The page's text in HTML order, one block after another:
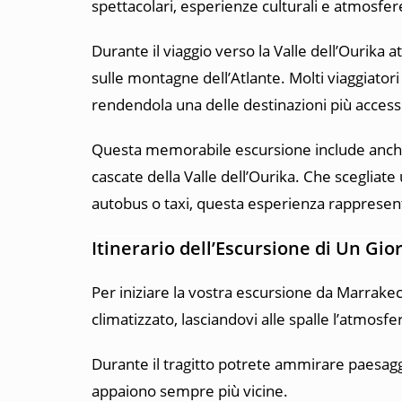
spettacolari, esperienze culturali e
Durante il viaggio verso la Valle
sulle montagne dell’Atlante. Molti
rendendola una delle destinazioni più
Questa memorabile escursione include
cascate della Valle dell’Ourika. Che
autobus o taxi, questa esperienza
Itinerario dell’Escursione di Un
Per iniziare la vostra escursione da
climatizzato, lasciandovi alle spalle
Durante il tragitto potrete ammirare
appaiono sempre più vicine.